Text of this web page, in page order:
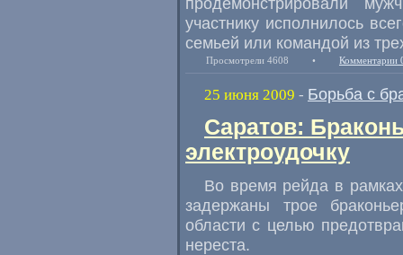
участнику исполнилось
семьей или командой из
Просмотрели 4608 • Комментарии
25 июня 2009 - Борьба с
Саратов:
электроудочку
Во время рейда в
задержаны трое
области с целью
нереста.